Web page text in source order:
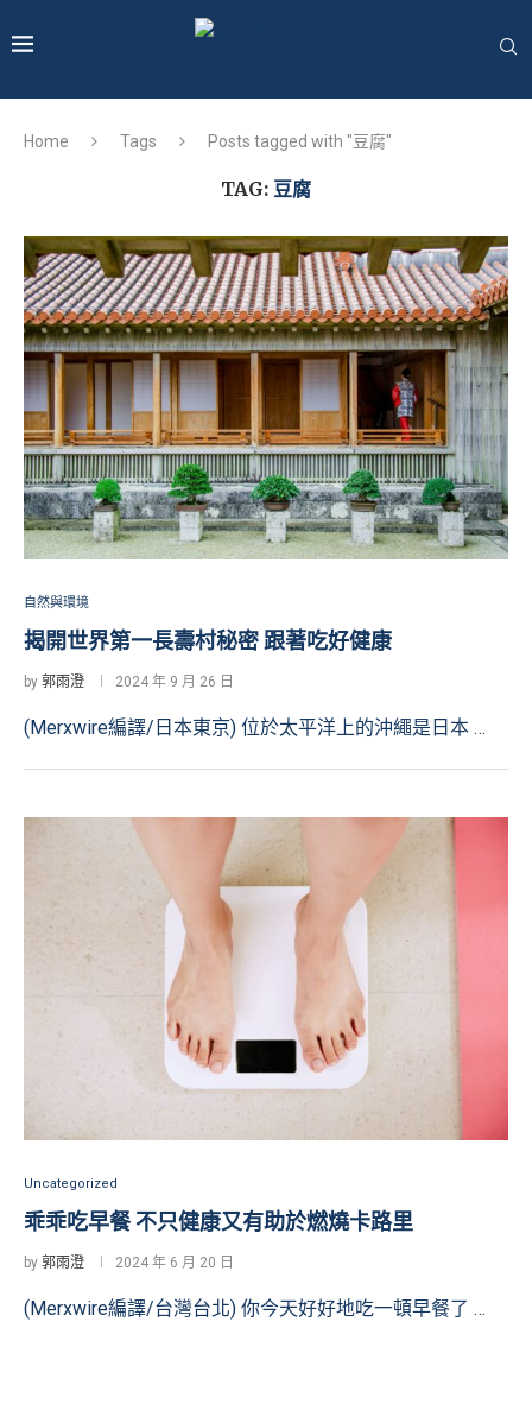
Home Tags Posts tagged with "豆腐"
TAG: 豆腐
自然與環境
揭開世界第一長壽村秘密 跟著吃好健康
by 郭雨澄 2024 年 9 月 26 日
(Merxwire編譯/日本東京) 位於太平洋上的沖繩是日本 …
Uncategorized
乖乖吃早餐 不只健康又有助於燃燒卡路里
by 郭雨澄 2024 年 6 月 20 日
(Merxwire編譯/台灣台北) 你今天好好地吃一頓早餐了 …